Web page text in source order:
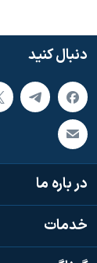
دنبال کنید
در باره ما
خدمات